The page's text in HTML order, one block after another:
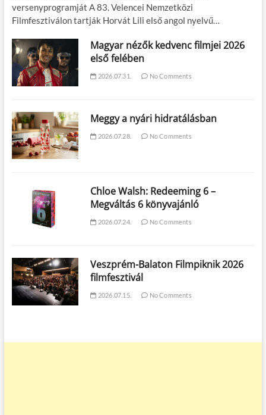
versenyprogramját A 83. Velencei Nemzetközi
Filmfesztiválon tartják Horvát Lili első angol nyelvű…
Magyar nézők kedvenc filmjei 2026
első felében
2026.07.31. No Comments
Meggy a nyári hidratálásban
2026.07.28. No Comments
Chloe Walsh: Redeeming 6 –
Megváltás 6 könyvajánló
2026.07.24. No Comments
Veszprém-Balaton Filmpiknik 2026
filmfesztivál
2026.07.15. No Comments